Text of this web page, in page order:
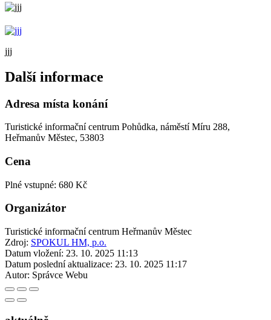
jjj
Další informace
Adresa místa konání
Turistické informační centrum Pohůdka, náměstí Míru 288,
Heřmanův Městec, 53803
Cena
Plné vstupné: 680 Kč
Organizátor
Turistické informační centrum Heřmanův Městec
Zdroj: SPOKUL HM, p.o.
Datum vložení: 23. 10. 2025 11:13
Datum poslední aktualizace: 23. 10. 2025 11:17
Autor: Správce Webu